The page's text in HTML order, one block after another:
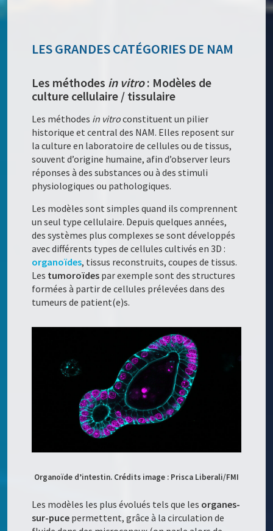
LES GRANDES CATÉGORIES DE NAM
Les méthodes in vitro: Modèles de
culture cellulaire / tissulaire
Les méthodes in vitroconstituent un pilier
historique et central des NAM. Elles reposent sur
la culture en laboratoire de cellules ou de tissus,
souvent d’origine humaine, afin d’observer leurs
réponses à des substances ou à des stimuli
physiologiques ou pathologiques.
Les modèles sont simples quand ils comprennent
un seul type cellulaire. Depuis quelques années,
des systèmes plus complexes se sont développés
avec différents types de cellules cultivés en 3D :
organoïdes, tissus reconstruits, coupes de tissus.
Les tumoroïdes par exemple sont des structures
formées à partir de cellules prélevées dans des
tumeurs de patient(e)s.
Organoïde d’intestin. Crédits image : Prisca Liberali/FMI
Les modèles les plus évolués tels que les organes-
sur-puce permettent, grâce à la circulation de